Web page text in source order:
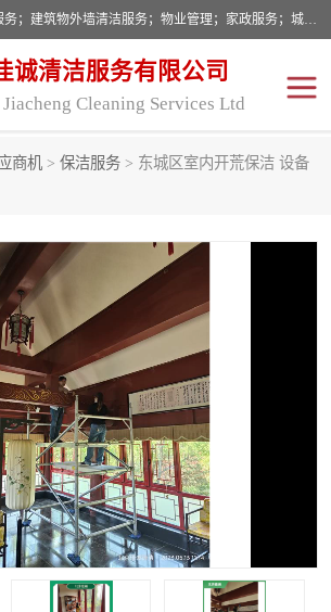
企业的经营范围为:保洁服务；建筑物外墙清洁服务；物业管理；家政服务；城市园林绿化；劳务分包；技术开发、技术转让、技术服务；销售保洁设备、卫生用品、化工产品（不含危险化学品及一类易制毒化学品）、日用品、办公设备、建筑材料、装饰材料；图文设计；清洁服务（不含餐具消毒）；中央空调维修；工程设计；施工总承包；专业承包。
诚清洁服务有限公司
Cleaning Services Ltd
商机 > 保洁服务 > 东城区室内开荒保洁 设备
保洁服务
建筑物外墙维修